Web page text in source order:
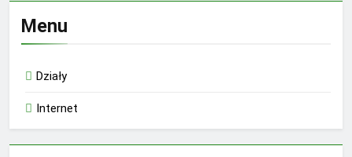
Menu
Działy
Internet